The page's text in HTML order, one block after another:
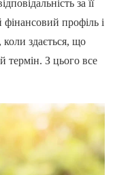
за її
профіль і
коли здається, що
термін. З цього все